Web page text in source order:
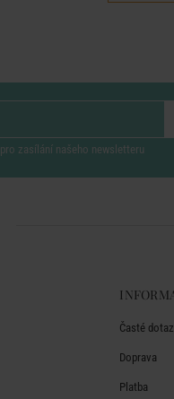
pro zasílání našeho newsletteru
Časté
Doprava
Platba